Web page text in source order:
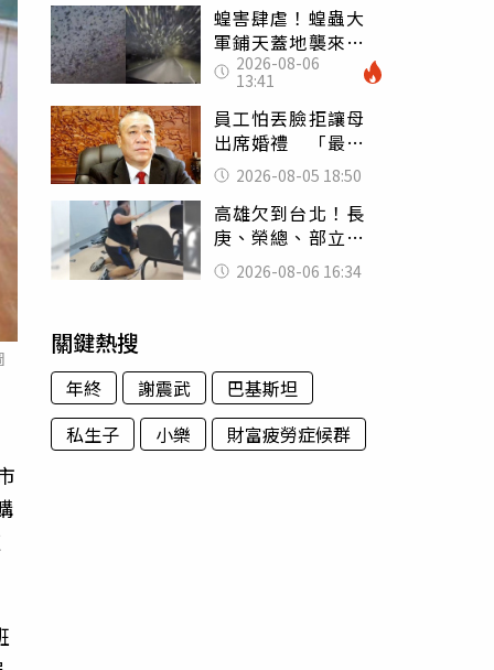
台灣真的是寶島
蝗害肆虐！蝗蟲大
軍鋪天蓋地襲來宛
如末日 網驚：聖
經十災
2026-08-06
13:41
員工怕丟臉拒讓母
出席婚禮 「最愛
發錢老闆」震怒開
除：我看不起你
2026-08-05 18:50
高雄欠到台北！長
庚、榮總、部立醫
院都受害 「醫療
暴力男」離譜紀錄
2026-08-06 16:34
關鍵熱搜
年終 謝震武
巴基斯坦
私生子
小樂 財富疲勞症候群